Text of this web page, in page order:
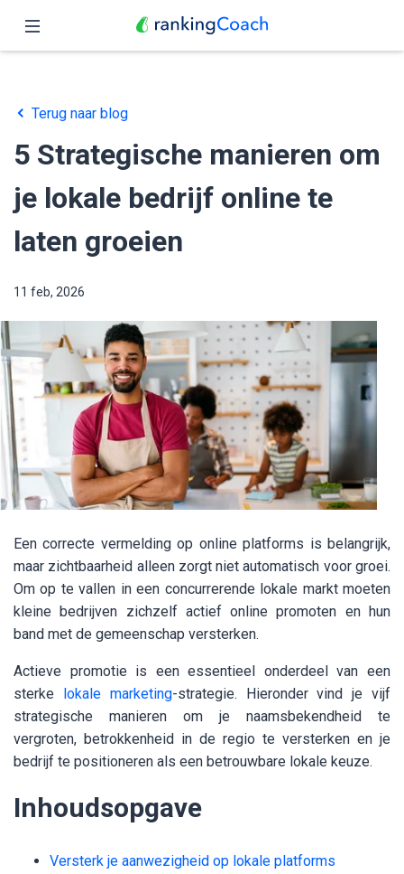
Functies
Prijzen
Partners
Blog
Nederlands
Terug naar blog
5 Strategische manieren om
je lokale bedrijf online te
laten groeien
11 feb, 2026
Een correcte vermelding op online platforms is belangrijk,
maar zichtbaarheid alleen zorgt niet automatisch voor groei.
Om op te vallen in een concurrerende lokale markt moeten
kleine bedrijven zichzelf actief online promoten en hun
band met de gemeenschap versterken.
Actieve promotie is een essentieel onderdeel van een
sterke lokale marketing-strategie. Hieronder vind je vijf
strategische manieren om je naamsbekendheid te
vergroten, betrokkenheid in de regio te versterken en je
bedrijf te positioneren als een betrouwbare lokale keuze.
Inhoudsopgave
Versterk je aanwezigheid op lokale platforms